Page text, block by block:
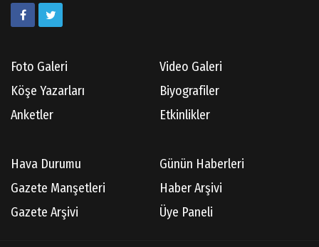
Foto Galeri
Video Galeri
Köşe Yazarları
Biyografiler
Anketler
Etkinlikler
Hava Durumu
Günün Haberleri
Gazete Manşetleri
Haber Arşivi
Gazete Arşivi
Üye Paneli